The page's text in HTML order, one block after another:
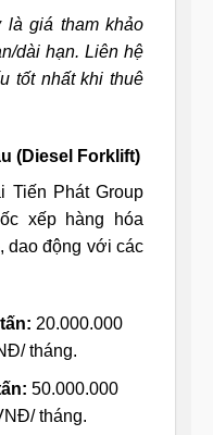
giá tham khảo
dài hạn. Liên hệ
tốt nhất khi thuê
(Diesel Forklift)
Tiến Phát Group
xếp hàng hóa
dao động với các
20.000.000
tháng.
50.000.000
tháng.